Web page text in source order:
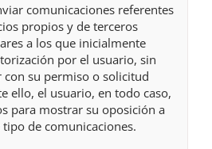
comunicaciones referentes
propios y de terceros
a los que inicialmente
por el usuario, sin
con su permiso o solicitud
ello, el usuario, en todo caso,
para mostrar su oposición a
de comunicaciones.